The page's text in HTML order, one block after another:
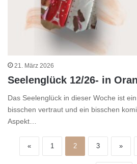
21. März 2026
Seelenglück 12/26- in
Das Seelenglück in dieser Woche ist
bisschen vertraut und ein bisschen
Aspekt…
« 1 2 3 »